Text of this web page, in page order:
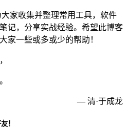
家收集并整理常用工具，软件
记，分享实战经验。希望此博客
家一些或多或少的帮助！
— 清·于成龙
！